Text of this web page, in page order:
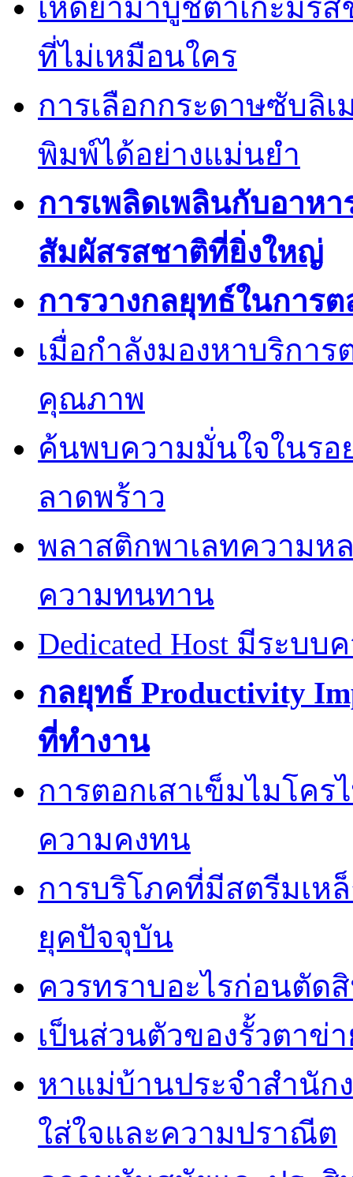
เห็ดยามาบูชิตาเกะมีร
ที่ไม่เหมือนใคร
การเลือกกระดาษซับลิ
พิมพ์ได้อย่างแม่นยำ
การเพลิดเพลินกับอาห
สัมผัสรสชาติที่ยิ่งใหญ่
การวางกลยุทธ์ในการ
เมื่อกำลังมองหาบริกา
คุณภาพ
ค้นพบความมั่นใจในร
ลาดพร้าว
พลาสติกพาเลทความห
ความทนทาน
Dedicated Host มีระบ
กลยุทธ์ Productivity
ที่ทำงาน
การตอกเสาเข็มไมโค
ความคงทน
การบริโภคที่มีสตรีมเห
ยุคปัจจุบัน
ควรทราบอะไรก่อนตัด
เป็นส่วนตัวของรั้วตาข่
หาแม่บ้านประจำสำนัก
ใส่ใจและความปราณีต